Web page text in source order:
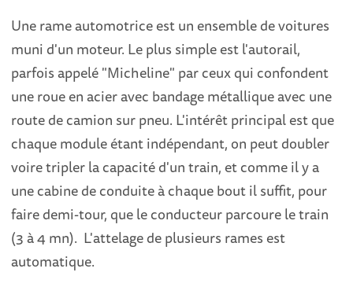
Une rame automotrice est un ensemble de voitures
muni d'un moteur. Le plus simple est l'autorail,
parfois appelé "Micheline" par ceux qui confondent
une roue en acier avec bandage métallique avec une
route de camion sur pneu. L'intérêt principal est que
chaque module étant indépendant, on peut doubler
voire tripler la capacité d'un train, et comme il y a
une cabine de conduite à chaque bout il suffit, pour
faire demi-tour, que le conducteur parcoure le train
(3 à 4 mn). L'attelage de plusieurs rames est
automatique.